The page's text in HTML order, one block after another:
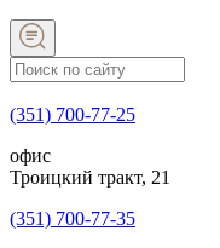
(351) 700-77-25
офис
Троицкий тракт, 21
(351) 700-77-35